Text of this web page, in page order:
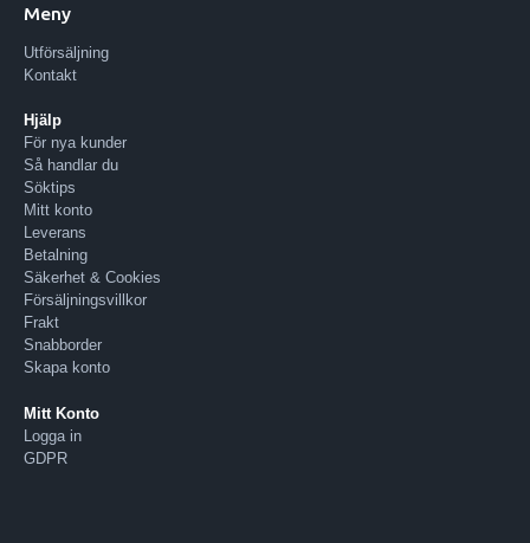
Meny
Utförsäljning
Kontakt
Hjälp
För nya kunder
Så handlar du
Söktips
Mitt konto
Leverans
Betalning
Säkerhet & Cookies
Försäljningsvillkor
Frakt
Snabborder
Skapa konto
Mitt Konto
Logga in
GDPR